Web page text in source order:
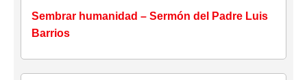
Sembrar humanidad – Sermón del Padre Luis
Barrios